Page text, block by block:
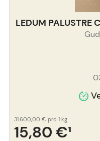
LEDUM
15,80 €¹
31.600,00 € pro 1 kg